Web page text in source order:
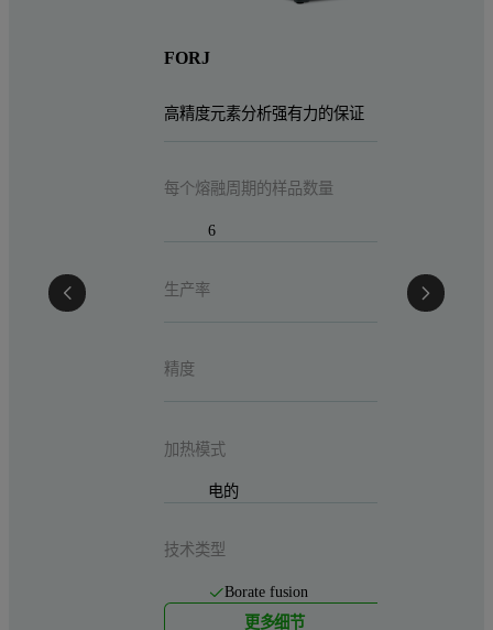
FORJ
高精度元素分析强有力的保证
每个熔融周期的样品数量
6
生产率
精度
加热模式
电的
技术类型
Borate fusion
更多细节
精度